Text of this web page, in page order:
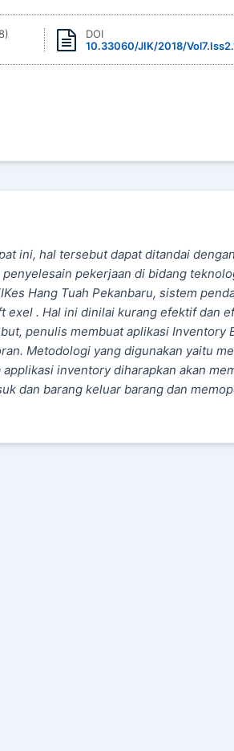
DOI
10.33060/JIK/2018/
ini, hal tersebut dapat ditandai
pekerjaan di bidang
Hang Tuah Pekanbaru, sistem
exel . Hal ini dinilai kurang efektif dan
penulis membuat aplikasi Inventory
Metodologi yang digunakan yaitu
inventory diharapkan akan
dan barang keluar barang dan